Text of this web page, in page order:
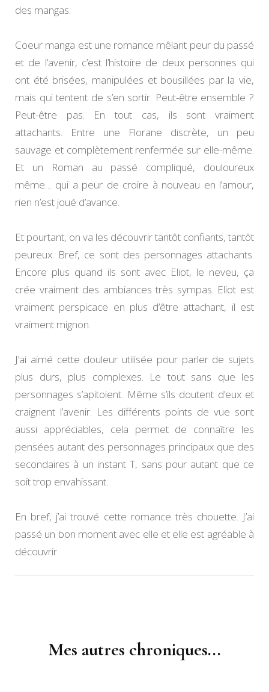
des mangas.
Coeur manga est une romance mêlant peur du passé
et de l’avenir, c’est l’histoire de deux personnes qui
ont été brisées, manipulées et bousillées par la vie,
mais qui tentent de s’en sortir. Peut-être ensemble ?
Peut-être pas. En tout cas, ils sont vraiment
attachants. Entre une Florane discrète, un peu
sauvage et complètement renfermée sur elle-même.
Et un Roman au passé compliqué, douloureux
même… qui a peur de croire à nouveau en l’amour,
rien n’est joué d’avance.
Et pourtant, on va les découvrir tantôt confiants, tantôt
peureux. Bref, ce sont des personnages attachants.
Encore plus quand ils sont avec Eliot, le neveu, ça
crée vraiment des ambiances très sympas. Eliot est
vraiment perspicace en plus d’être attachant, il est
vraiment mignon.
J’ai aimé cette douleur utilisée pour parler de sujets
plus durs, plus complexes. Le tout sans que les
personnages s’apitoient. Même s’ils doutent d’eux et
craignent l’avenir. Les différents points de vue sont
aussi appréciables, cela permet de connaître les
pensées autant des personnages principaux que des
secondaires à un instant T, sans pour autant que ce
soit trop envahissant.
En bref, j’ai trouvé cette romance très chouette. J’ai
passé un bon moment avec elle et elle est agréable à
découvrir.
Mes autres chroniques...